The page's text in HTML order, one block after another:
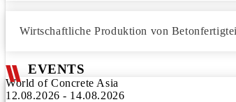
Wirtschaftliche Produktion von
EVENTS
World of Concrete Asia
12.08.2026 - 14.08.2026